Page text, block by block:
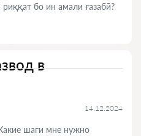
бо ин амали ғазабӣ?
в
14.12.2024
шаги мне нужно